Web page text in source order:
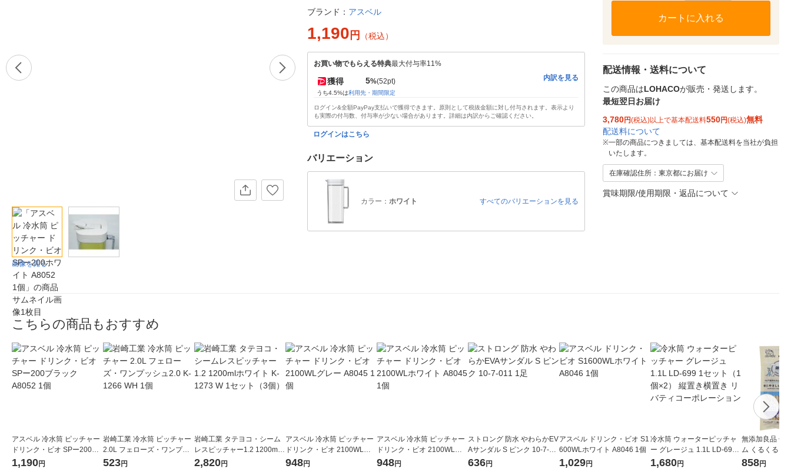
画像を見る
ブランド： アスベル
1,190 円 （税込）
お買い物でもらえる特典最大付与率11%
獲得 5%(52pt)
うち4.5%は利用先・期間限定
内訳を見る
ログイン&全額PayPay支払いで獲得できます。原則として税抜金額に対し付与されます。表示より
も実際の付与数、付与率が少ない場合があります。詳細は内訳からご確認ください。
ログインはこちら
バリエーション
カラー： ホワイト すべてのバリエーションを見る
カートに入れる
配送情報・送料について
この商品はLOHACOが販売・発送します。
最短翌日お届け
3,780円(税込)以上で基本配送料550円(税込)無料
配送料について
※一部の商品につきましては、基本配送料を当社が負担
いたします。
在庫確認住所：東京都にお届け
賞味期限/使用期限・返品について
こちらの商品もおすすめ
アスベル 冷水筒 ピッチャー
ドリンク・ビオ SPー200ブ
ラック A8052 1個
1,190円
岩崎工業 冷水筒 ピッチャー
2.0L フェローズ・ワンプッ
シュ2.0 K-1266 WH 1個
523円
岩崎工業 タテヨコ・シーム
レスピッチャー1.2 1200ml
ホワイト K-1273 W 1セット
2,820円
アスベル 冷水筒 ピッチャー
ドリンク・ビオ 2100WLグ
レー A8045 1個
948円
アスベル 冷水筒 ピッチャー
ドリンク・ビオ 2100WLホ
ワイト A8045 1個
948円
ストロング 防水 やわらかEV
Aサンダル S ピンク 10-7-01
1 1足
636円
アスベル ドリンク・ビオ S1
600WLホワイト A8046 1個
1,029円
冷水筒 ウォーターピッチャ
ー グレージュ 1.1L LD-699
1セット（1個×2） 縦置き横
1,680円
無添加良品 体
ム くるくるス
3袋【オーラル
858円